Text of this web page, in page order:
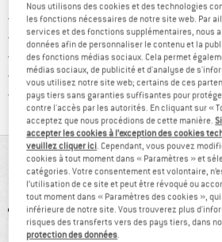
Livraison gratuite dès 69 € (FR)
Droit de retour de 100 joursTrouve
> 4 000 000 clients satisfaits
Tous les articles disponibles
Protection des acheteurs de
VUE
Nous utilisons des cookies et des technologies
les fonctions nécessaires de notre site web. Par
services et des fonctions supplémentaires, nous
données afin de personnaliser le contenu et la
des fonctions médias sociaux. Cela permet
médias sociaux, de publicité et d'analyse de
vous utilisez notre site web; certains de ces
pays tiers sans garanties suffisantes pour
contre l'accès par les autorités. En cliquant sur «
acceptez que nous procédions de cette manière.
accepter les cookies à l’exception des cookies
veuillez cliquer ici. Cependant, vous pouvez
cookies à tout moment dans « Paramètres » et
catégories. Votre consentement est volontaire,
l’utilisation de ce site et peut être révoqué ou
tout moment dans « Paramètres des cookies »,
inférieure de notre site. Vous trouverez plus
risques des transferts vers des pays tiers, dans
protection des données.